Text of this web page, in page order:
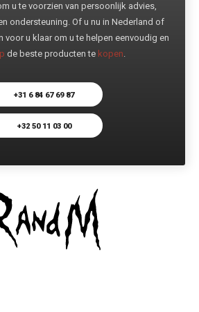
u te voorzien van persoonlijk advies,
ondersteuning. Of u nu in Nederland of
voor u klaar om u te helpen eenvoudig en
de beste producten te kopen.
+31 6 84 67 69 87
+32 50 11 03 00